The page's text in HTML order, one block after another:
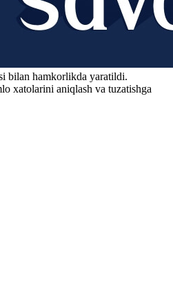
bilan hamkorlikda yaratildi.
xatolarini aniqlash va tuzatishga